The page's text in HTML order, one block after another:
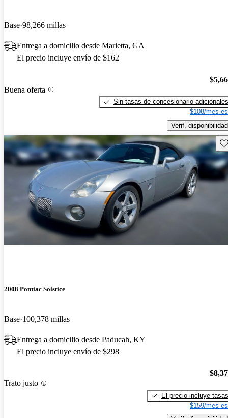
Base 98,266 millas
Entrega a domicilio desde Marietta, GA
El precio incluye envío de $162
Buena oferta
Sin tasas de concesionario adicionales
$108/mes
Verif. disponibilidad
2008 Pontiac Solstice
Base 100,378 millas
Entrega a domicilio desde Paducah, KY
El precio incluye envío de $298
Trato justo
El precio incluye tasas
$159/mes